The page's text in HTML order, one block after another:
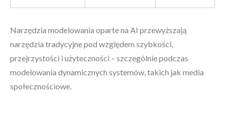
Narzędzia modelowania oparte na AI przewyższają
narzędzia tradycyjne pod względem szybkości,
przejrzystości i użyteczności – szczególnie podczas
modelowania dynamicznych systemów, takich jak media
społecznościowe.